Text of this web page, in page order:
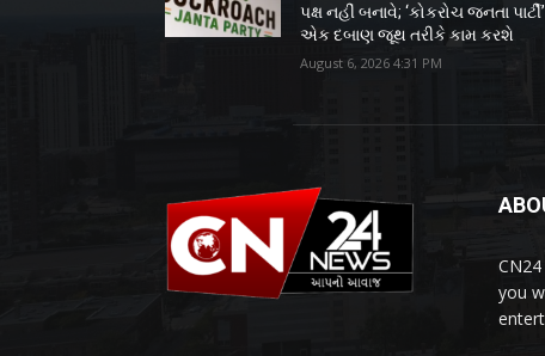
પક્ષ નહીં બનાવે; ‘કોકરોચ જનતા પાર્ટી’
એક દબાણ જૂથ તરીકે કામ કરશે
August 6, 2026 4:31 PM
you